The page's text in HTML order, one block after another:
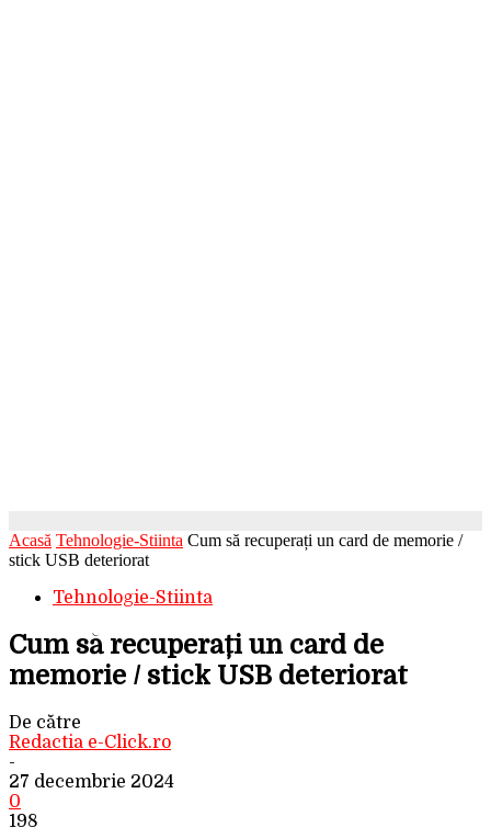
Acasă Tehnologie-Stiinta Cum să recuperați un card de memorie /
stick USB deteriorat
Tehnologie-Stiinta
Cum să recuperați un card de
memorie / stick USB deteriorat
De către
Redactia e-Click.ro
-
27 decembrie 2024
0
198